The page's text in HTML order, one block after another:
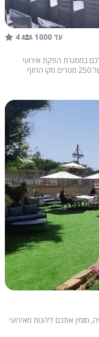
עד 1000 4
במסגרת הפקת אירועי
חתונה על הים במתחם האירועים אל ים הממוקם במרחק של 250 מטרים מקו החוף
מזמין אתכם ליהנות מאירועי